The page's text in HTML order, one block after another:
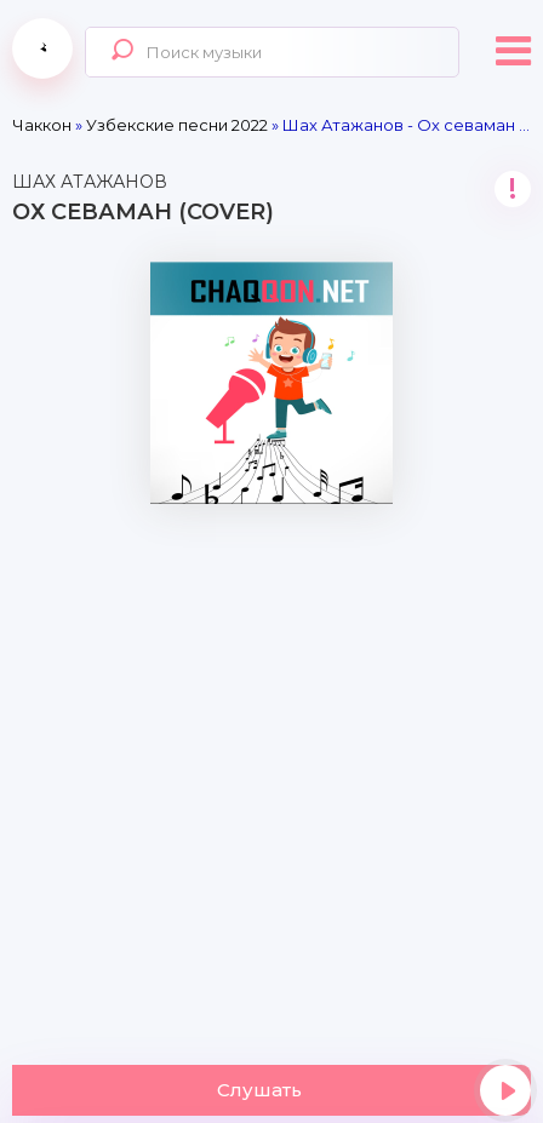
Чаккон »Узбекские песни 2022 » Шах Атажанов - Ох севаман (cover)
ШАХ АТАЖАНОВ
ОХ СЕВАМАН (COVER)
!
Слушать